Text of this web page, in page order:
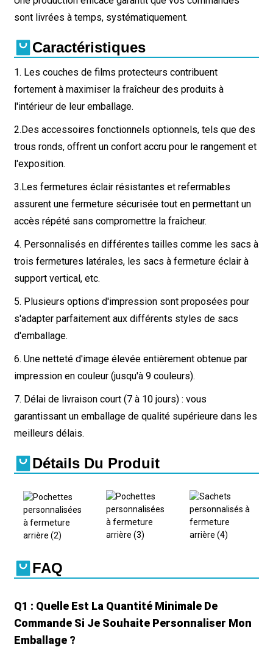
sont livrées à temps, systématiquement.
Caractéristiques
1. Les couches de films protecteurs contribuent
fortement à maximiser la fraîcheur des produits à
l'intérieur de leur emballage.
2.Des accessoires fonctionnels optionnels, tels que des
trous ronds, offrent un confort accru pour le rangement et
l'exposition.
3.Les fermetures éclair résistantes et refermables
assurent une fermeture sécurisée tout en permettant un
accès répété sans compromettre la fraîcheur.
4. Personnalisés en différentes tailles comme les sacs à
trois fermetures latérales, les sacs à fermeture éclair à
support vertical, etc.
5. Plusieurs options d'impression sont proposées pour
s'adapter parfaitement aux différents styles de sacs
d'emballage.
6. Une netteté d'image élevée entièrement obtenue par
impression en couleur (jusqu'à 9 couleurs).
7. Délai de livraison court (7 à 10 jours) : vous
garantissant un emballage de qualité supérieure dans les
meilleurs délais.
Détails Du Produit
FAQ
Q1 : Quelle Est La Quantité Minimale De
Commande Si Je Souhaite Personnaliser Mon
Emballage ?